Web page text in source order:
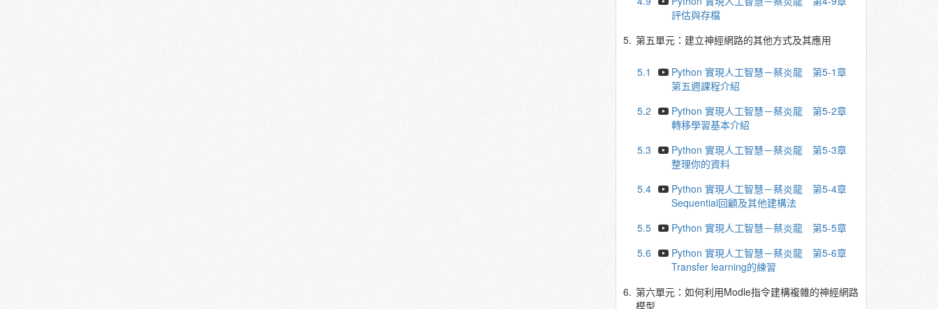
評估與存檔
5. 第五單元：建立神經網路的其他方式及其應用
5.1
Python 實現人工智慧－蔡炎龍 第5-1章
第五週課程介紹
5.2
Python 實現人工智慧－蔡炎龍 第5-2章
轉移學習基本介紹
5.3
Python 實現人工智慧－蔡炎龍 第5-3章
整理你的資料
5.4
Python 實現人工智慧－蔡炎龍 第5-4章
Sequential回顧及其他建構法
5.5
Python 實現人工智慧－蔡炎龍 第5-5章
5.6
Python 實現人工智慧－蔡炎龍 第5-6章
Transfer learning的練習
6. 第六單元：如何利用Modle指令建構複雜的神經網路
模型